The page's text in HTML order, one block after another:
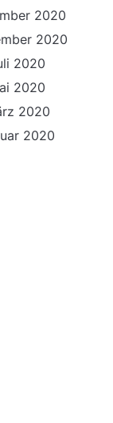
2020
2020
2020
2020
2020
2020